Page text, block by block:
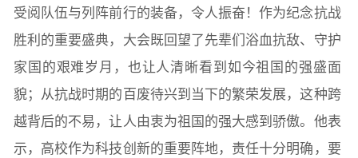
受阅队伍与列阵前行的装备，令人振奋！作为纪念抗战
胜利的重要盛典，大会既回望了先辈们浴血抗敌、守护
家国的艰难岁月，也让人清晰看到如今祖国的强盛面
貌；从抗战时期的百废待兴到当下的繁荣发展，这种跨
越背后的不易，让人由衷为祖国的强大感到骄傲。他表
示，高校作为科技创新的重要阵地，责任十分明确，要